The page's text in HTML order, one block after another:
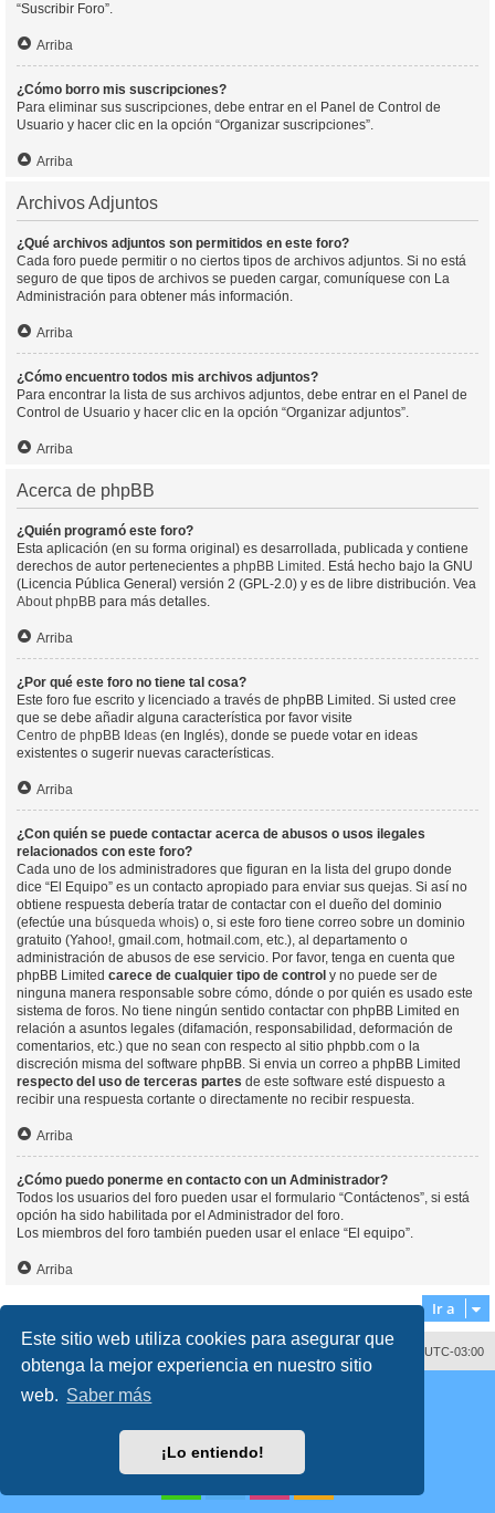
Este sitio web utiliza cookies para asegurar que
obtenga la mejor experiencia en nuestro sitio
web. Saber más
¡Lo entiendo!
“Suscribir Foro”.
Arriba
¿Cómo borro mis suscripciones?
Para eliminar sus suscripciones, debe entrar en el Panel de Control de
Usuario y hacer clic en la opción “Organizar suscripciones”.
Arriba
Archivos Adjuntos
¿Qué archivos adjuntos son permitidos en este foro?
Cada foro puede permitir o no ciertos tipos de archivos adjuntos. Si no está
seguro de que tipos de archivos se pueden cargar, comuníquese con La
Administración para obtener más información.
Arriba
¿Cómo encuentro todos mis archivos adjuntos?
Para encontrar la lista de sus archivos adjuntos, debe entrar en el Panel de
Control de Usuario y hacer clic en la opción “Organizar adjuntos”.
Arriba
Acerca de phpBB
¿Quién programó este foro?
Esta aplicación (en su forma original) es desarrollada, publicada y contiene
derechos de autor pertenecientes a phpBB Limited . Está hecho bajo la GNU
(Licencia Pública General) versión 2 (GPL-2.0) y es de libre distribución. Vea
About phpBB para más detalles.
Arriba
¿Por qué este foro no tiene tal cosa?
Este foro fue escrito y licenciado a través de phpBB Limited. Si usted cree
que se debe añadir alguna característica por favor visite
Centro de phpBB Ideas (en Inglés), donde se puede votar en ideas
existentes o sugerir nuevas características.
Arriba
¿Con quién se puede contactar acerca de abusos o usos ilegales
relacionados con este foro?
Cada uno de los administradores que figuran en la lista del grupo donde
dice “El Equipo” es un contacto apropiado para enviar sus quejas. Si así no
obtiene respuesta debería tratar de contactar con el dueño del dominio
(efectúe una búsqueda whois) o, si este foro tiene correo sobre un dominio
gratuito (Yahoo!, gmail.com, hotmail.com, etc.), al departamento o
administración de abusos de ese servicio. Por favor, tenga en cuenta que
phpBB Limited carece de cualquier tipo de control y no puede ser de
ninguna manera responsable sobre cómo, dónde o por quién es usado este
sistema de foros. No tiene ningún sentido contactar con phpBB Limited en
relación a asuntos legales (difamación, responsabilidad, deformación de
comentarios, etc.) que no sean con respecto al sitio phpbb.com o la
discreción misma del software phpBB. Si envia un correo a phpBB Limited
respecto del uso de terceras partes de este software esté dispuesto a
recibir una respuesta cortante o directamente no recibir respuesta.
Arriba
¿Cómo puedo ponerme en contacto con un Administrador?
Todos los usuarios del foro pueden usar el formulario “Contáctenos”, si está
opción ha sido habilitada por el Administrador del foro.
Los miembros del foro también pueden usar el enlace “El equipo”.
Arriba
Ir a
Todos los horarios son UTC-03:00
Borrar cookies
Desarrollado por
® Forum Software © phpBB Limited
Traducción al español porphpBB España
Condiciones